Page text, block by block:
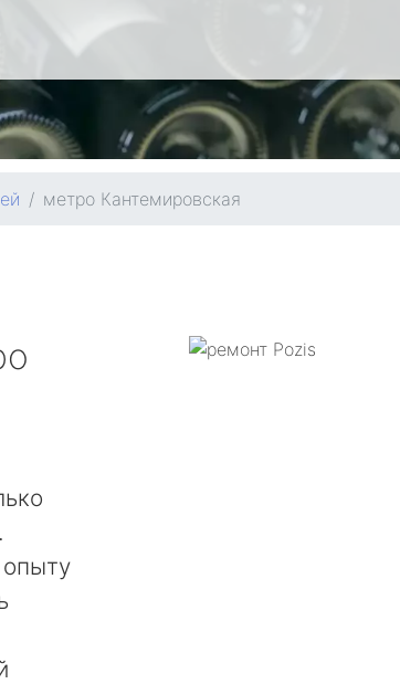
метро Кантемировская